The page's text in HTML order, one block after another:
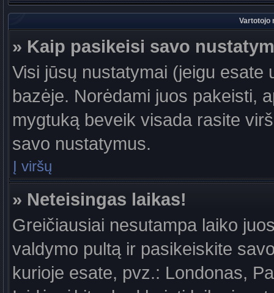
Vartotojo
» Kaip pasikeisi savo
Visi jūsų nustatymai (jeigu
bazėje. Norėdami juos pakeisti,
mygtuką beveik visada rasite
savo nustatymus.
Į viršų
» Neteisingas laikas!
Greičiausiai nesutampa laiko
valdymo pultą ir pasikeiskite
kurioje esate, pvz.: Londonas,